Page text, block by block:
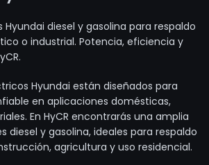
diesel y gasolina para respaldo
o industrial. Potencia, eficiencia y
Hyundai están diseñados para
en aplicaciones domésticas,
En HyCR encontrarás una amplia
diesel y gasolina, ideales para respaldo
agricultura y uso residencial.